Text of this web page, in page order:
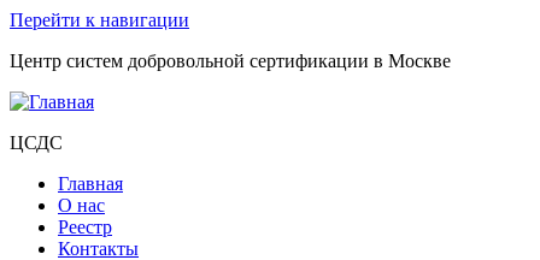
Перейти к навигации
Центр систем добровольной сертификации в Москве
ЦСДС
Главная
О нас
Реестр
Контакты